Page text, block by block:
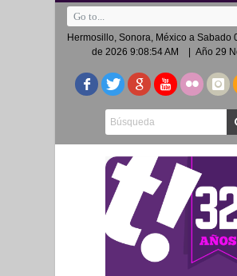
Hermosillo, Sonora, México a Sabado
de 2026 9:08:54 AM
| Año 29